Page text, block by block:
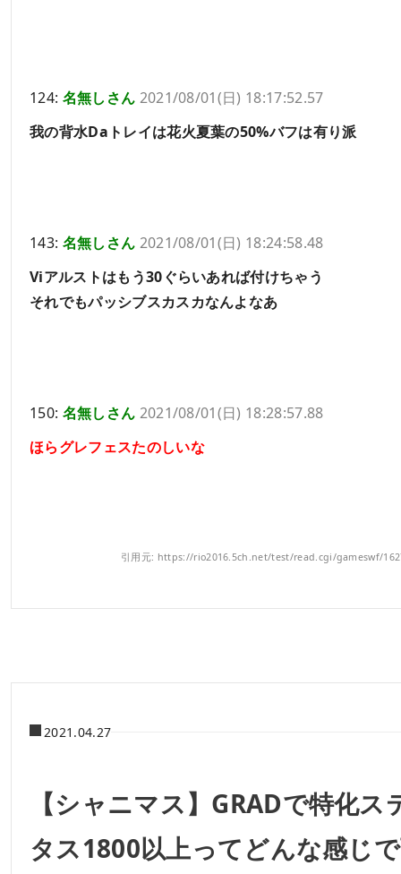
124: 名無しさん 2021/08/01(日) 18:17:52.57
我の背水Daトレイは花火夏葉の50%バフは有り派
143: 名無しさん 2021/08/01(日) 18:24:58.48
Viアルストはもう30ぐらいあれば付けちゃう
それでもパッシブスカスカなんよなあ
150: 名無しさん 2021/08/01(日) 18:28:57.88
ほらグレフェスたのしいな
引用元: https://rio2016.5ch.net/test/read.cgi/gameswf/
2021.04.27
【シャニマス】GRADで特化ス
タス1800以上ってどんな感じ